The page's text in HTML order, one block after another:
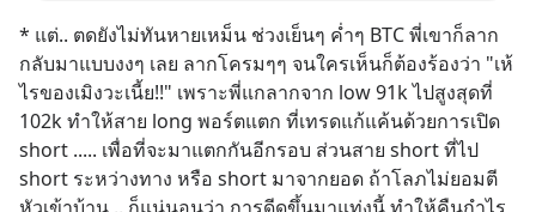
3 - 19 ส.ค. 69 มีโปรโมชัน ลด
50% ค่าธรรมเนียมซื้อ | ยอด 2
ล้านบาทขึ้นไป ฟรีค่าธรร
* แต่.. ตดยังไม่ทันหายเหม็น ช่วงเย็นๆ ค่ำๆ BTC พี่เขาก็ลาก
กลับมาแบบงงๆ เลย ลากโครมๆๆ จนใครเห็นก็ต้องร้องว่า "เห้
ไรของเมิงวะเนี้ย!!" เพราะพี่แกลากจาก low 91k ไปสูงสุดที่
102k ทำให้สาย long พอร์ตแตก ที่เทรดแก้แค้นด้วยการเปิด
short ..... เพื่อที่จะมาแตกกันอีกรอบ ส่วนสาย short ที่ไป
short ระหว่างทาง หรือ short มาจากยอด ถ้าโลภไม่ยอมตี